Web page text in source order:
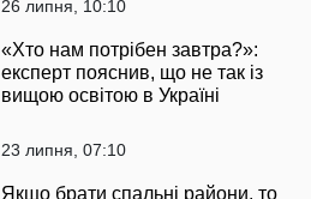
26 липня, 10:10
«Хто нам потрібен завтра?»:
експерт пояснив, що не так із
вищою освітою в Україні
23 липня, 07:10
Якщо брати спальні райони, то